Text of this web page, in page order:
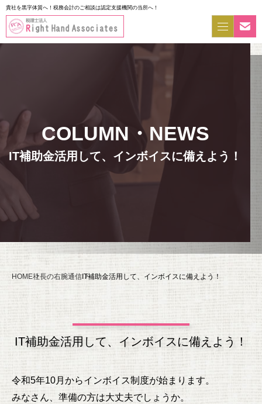
貴社を黒字体質へ！税務会計のご相談は認定支援機関の当所へ！
IT補助金活用して、インボイスに備えよう！
HOME社長の右腕通信IT補助金活用して、インボイスに備えよう！
IT補助金活用して、インボイスに備えよう！
令和5年10月からインボイス制度が始まります。
みなさん、準備の方は大丈夫でしょうか。